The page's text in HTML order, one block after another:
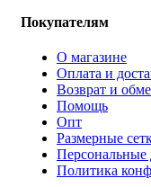
Покупателям
О магазине
Оплата и
Возврат и
Помощь
Опт
Размерные
Персональные
Политика